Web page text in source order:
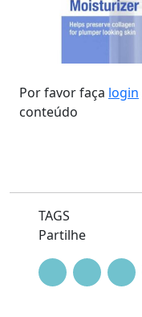
Por favor faça login
conteúdo
TAGS
Partilhe